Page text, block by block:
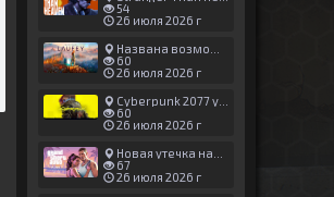
54
26 июля 2026 г
Названа возможная дата выхода God of War: Laufey — 16 февраля 2027 года
60
26 июля 2026 г
Cyberpunk 2077 установила новый рекорд: 1,5 млрд загрузок модов, в топе — контент 18+
60
26 июля 2026 г
Новая утечка намекает на выход третьего трейлера GTA 6 уже 7 августа
67
26 июля 2026 г